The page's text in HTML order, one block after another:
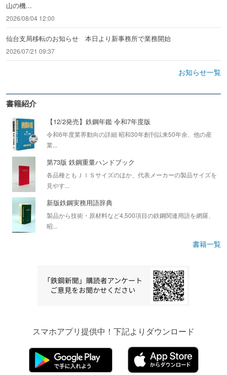
山の機...
2026/08/04 12:00
仙台支局移転のお知らせ 本日より新事務所で業務開始
2026/07/21 09:37
お知らせ一覧
書籍紹介
【12/2発売】鉄鋼年鑑 令和7年度版
令和6年度業界動向の詳細 昭和30年創刊以来50年余、他の産
業...
第73版 鉄鋼重量ハンドブック
各品種ともＪＩＳサイズのほか、代表メーカーの製品サイズを
見やす...
新版鉄鋼実務用語辞典
製品から技術・原材料など4,500項目の鉄鋼関連用語を網羅、
昭...
書籍一覧
スマホアプリ提供中！下記よりダウンロード